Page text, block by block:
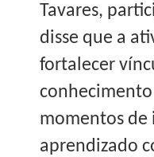
Tavares,
disse que a
fortalecer
momentos de
aprendizado